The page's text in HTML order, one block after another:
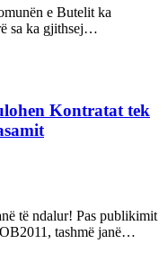
e Butelit ka
sa ka gjithsej…
Kontratat tek
të ndalur! Pas publikimit
tashmë janë…